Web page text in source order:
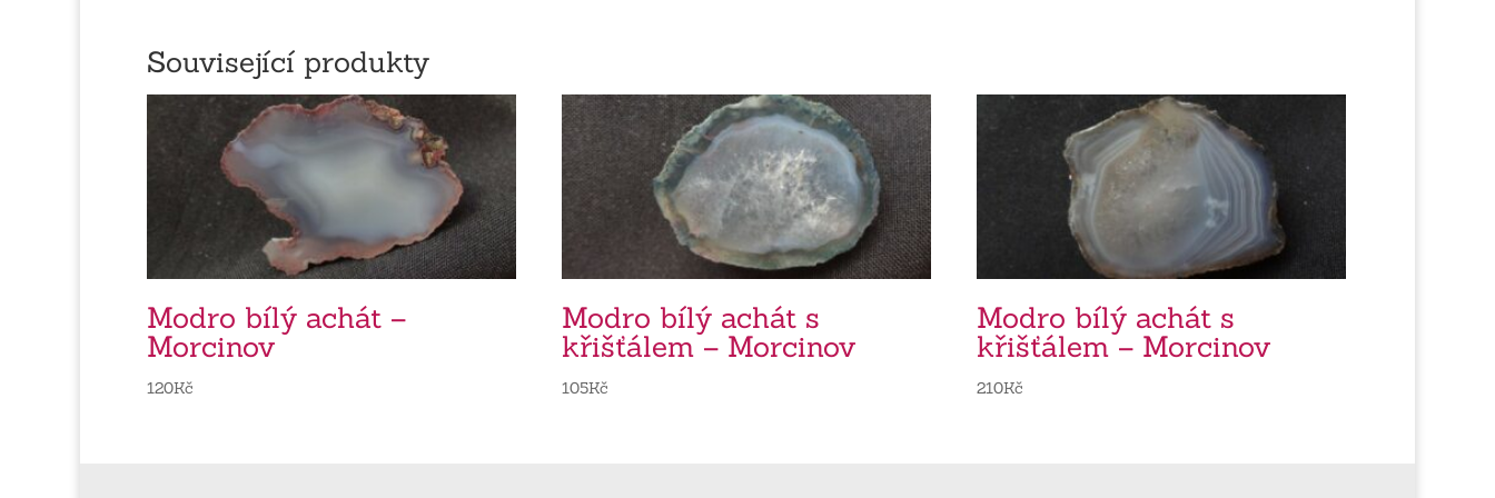
Související produkty
Modro bílý achát –
Morcinov
120Kč
Modro bílý achát s
křišťálem – Morcinov
105Kč
Modro bílý achát s
křišťálem – Morcinov
210Kč